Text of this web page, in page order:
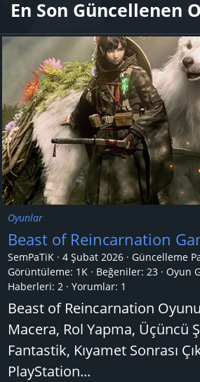
En Son Güncellenen
Oyunlar
Beast of Reincarnation
SemPaTiK 4 Şubat 2026 Güncelleme
Görüntüleme: 1K
Beğeniler: 23
Oyun
Haberleri: 2 Yorumlar: 1
Beast of Reincarnation
Macera, Rol Yapma, Üçüncü
Fantastik, Kıyamet Sonrası
PlayStation...